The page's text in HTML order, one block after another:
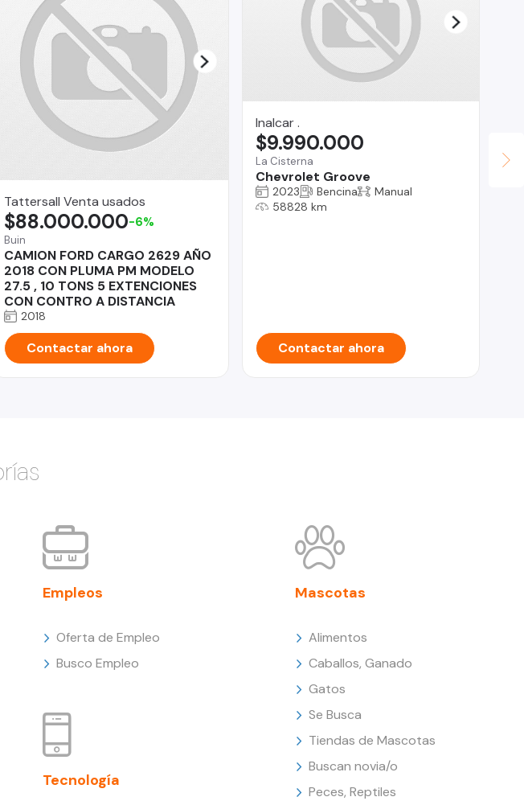
Tattersall Venta usados
Buin
CAMION FORD CARGO 2629 AÑO
2018 CON PLUMA PM MODELO
27.5 , 10 TONS 5 EXTENCIONES
CON CONTRO A DISTANCIA
$88.000.000-6%
2018
Contactar ahora
Inalcar .
La Cisterna
Chevrolet Groove
$9.990.000
2023 Bencina
Manual
58828 km
Contactar ahora
Empleos
Oferta de Empleo
Busco Empleo
Tecnología
Mascotas
Alimentos
Caballos, Ganado
Gatos
Se Busca
Tiendas de Mascotas
Buscan novia/o
Peces, Reptiles